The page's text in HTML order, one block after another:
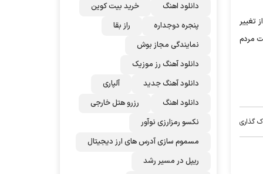
تغییر
مردم
گذاری
دانلود اهنگ
خرید بیت کوین
پنجره دوجداره
راز بقا
نمایندگی مجاز بوش
دانلود آهنگ رز‌ موزیک
دانلود آهنگ جدید
آلپاری
دانلود اهنگ
رزرو هتل خارجی
نکسو رمزارزی نوآور
مسموم سازی آدرس های ارز دیجیتال
ریپل در مسیر رشد